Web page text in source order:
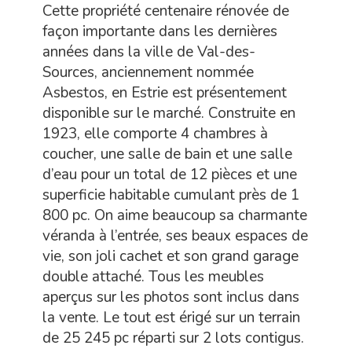
Cette propriété centenaire rénovée de
façon importante dans les dernières
années dans la ville de Val-des-
Sources, anciennement nommée
Asbestos, en Estrie est présentement
disponible sur le marché. Construite en
1923, elle comporte 4 chambres à
coucher, une salle de bain et une salle
d’eau pour un total de 12 pièces et une
superficie habitable cumulant près de 1
800 pc. On aime beaucoup sa charmante
véranda à l’entrée, ses beaux espaces de
vie, son joli cachet et son grand garage
double attaché. Tous les meubles
aperçus sur les photos sont inclus dans
la vente. Le tout est érigé sur un terrain
de 25 245 pc réparti sur 2 lots contigus.